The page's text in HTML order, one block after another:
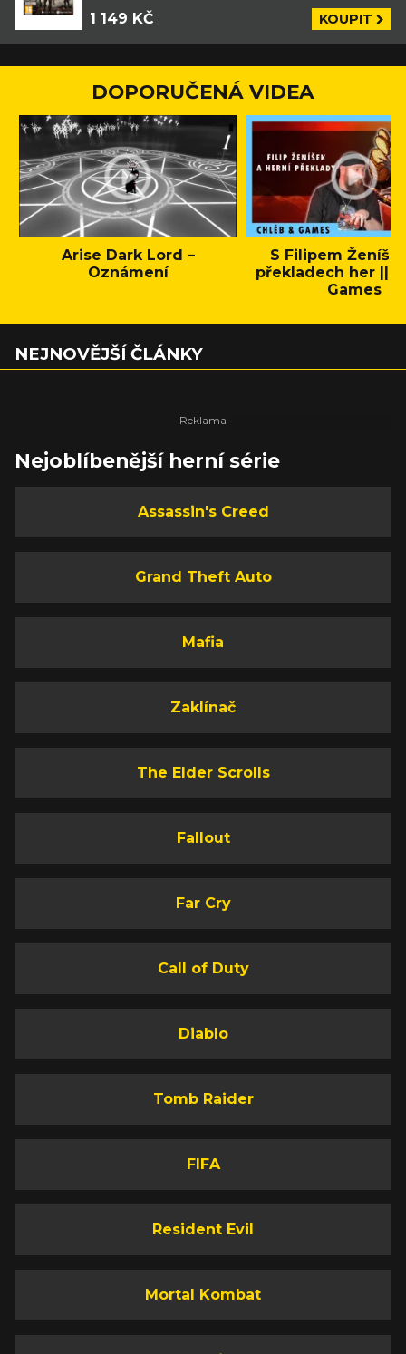
1 149 KČ KOUPIT
DOPORUČENÁ VIDEA
Arise Dark Lord –
Oznámení
S Filipem
překladech her ||
Games
NEJNOVĚJŠÍ ČLÁNKY
Nejoblíbenější herní série
Assassin's Creed
Grand Theft Auto
Mafia
Zaklínač
The Elder Scrolls
Fallout
Far Cry
Call of Duty
Diablo
Tomb Raider
FIFA
Resident Evil
Mortal Kombat